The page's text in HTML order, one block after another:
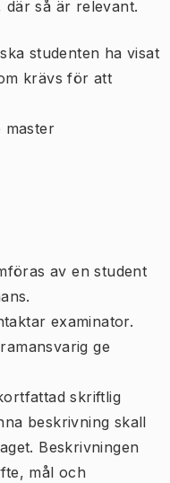
där så är relevant.
studenten ha visat
krävs för att
master
av en student
examinator.
ge
skriftlig
beskrivning skall
Beskrivningen
mål och